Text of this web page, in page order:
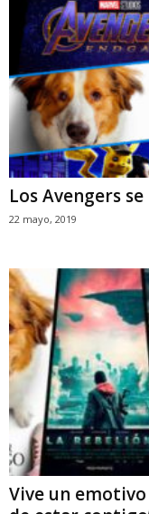
Los Avengers
22 mayo, 2019
Vive un